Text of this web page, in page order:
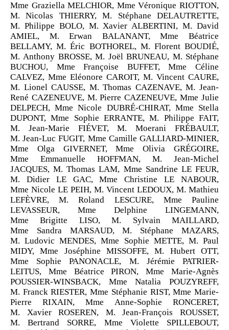
Mme Graziella MELCHIOR, Mme Véronique RIOTTON,
M. Nicolas THIERRY, M. Stéphane DELAUTRETTE,
M. Philippe BOLO, M. Xavier ALBERTINI, M. David
AMIEL, M. Erwan BALANANT, Mme Béatrice
BELLAMY, M. Éric BOTHOREL, M. Florent BOUDIÉ,
M. Anthony BROSSE, M. Joël BRUNEAU, M. Stéphane
BUCHOU, Mme Françoise BUFFET, Mme Céline
CALVEZ, Mme Eléonore CAROIT, M. Vincent CAURE,
M. Lionel CAUSSE, M. Thomas CAZENAVE, M. Jean-
René CAZENEUVE, M. Pierre CAZENEUVE, Mme Julie
DELPECH, Mme Nicole DUBRÉ-CHIRAT, Mme Stella
DUPONT, Mme Sophie ERRANTE, M. Philippe FAIT,
M. Jean-Marie FIÉVET, M. Moerani FRÉBAULT,
M. Jean-Luc FUGIT, Mme Camille GALLIARD-MINIER,
Mme Olga GIVERNET, Mme Olivia GRÉGOIRE,
Mme Emmanuelle HOFFMAN, M. Jean-Michel
JACQUES, M. Thomas LAM, Mme Sandrine LE FEUR,
M. Didier LE GAC, Mme Christine LE NABOUR,
Mme Nicole LE PEIH, M. Vincent LEDOUX, M. Mathieu
LEFÈVRE, M. Roland LESCURE, Mme Pauline
LEVASSEUR, Mme Delphine LINGEMANN,
Mme Brigitte LISO, M. Sylvain MAILLARD,
Mme Sandra MARSAUD, M. Stéphane MAZARS,
M. Ludovic MENDES, Mme Sophie METTE, M. Paul
MIDY, Mme Joséphine MISSOFFE, M. Hubert OTT,
Mme Sophie PANONACLE, M. Jérémie PATRIER-
LEITUS, Mme Béatrice PIRON, Mme Marie-Agnès
POUSSIER-WINSBACK, Mme Natalia POUZYREFF,
M. Franck RIESTER, Mme Stéphanie RIST, Mme Marie-
Pierre RIXAIN, Mme Anne-Sophie RONCERET,
M. Xavier ROSEREN, M. Jean-François ROUSSET,
M. Bertrand SORRE, Mme Violette SPILLEBOUT,